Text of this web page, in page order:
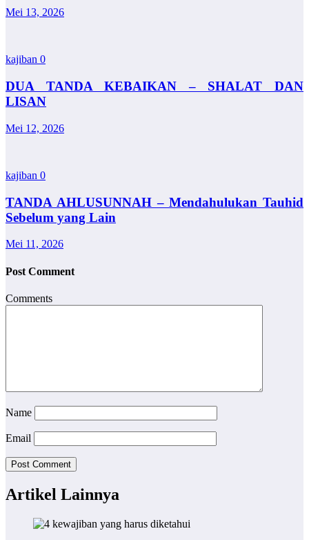
Mei 13, 2026
kajiban 0
DUA TANDA KEBAIKAN – SHALAT DAN
LISAN
Mei 12, 2026
kajiban 0
TANDA AHLUSUNNAH – Mendahulukan Tauhid
Sebelum yang Lain
Mei 11, 2026
Post Comment
Comments
Name
Email
Artikel Lainnya